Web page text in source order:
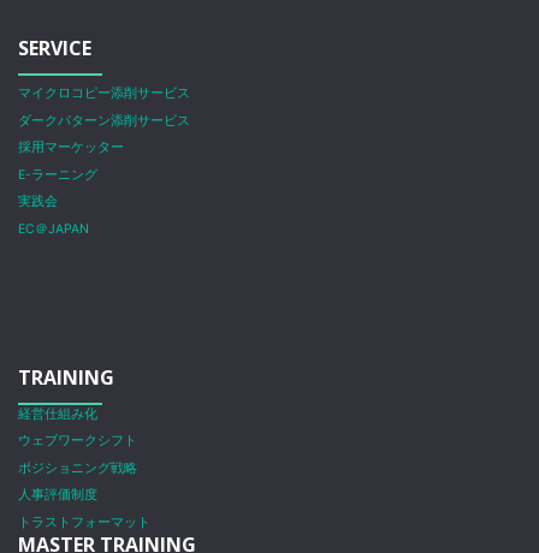
SERVICE
マイクロコピー添削サービス
ダークパターン添削サービス
採用マーケッター
E-ラーニング
実践会
EC＠JAPAN
TRAINING
経営仕組み化
ウェブワークシフト
ポジショニング戦略
人事評価制度
トラストフォーマット
MASTER TRAINING